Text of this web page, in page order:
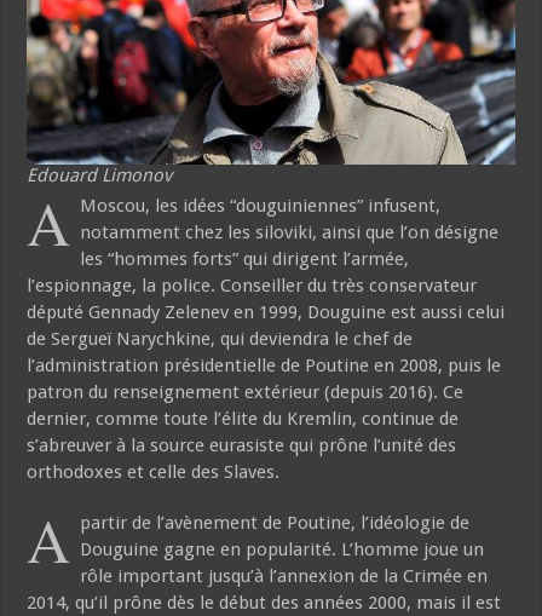
Edouard Limonov
A Moscou, les idées “douguiniennes” infusent,
notamment chez les siloviki, ainsi que l’on désigne
les “hommes forts” qui dirigent l’armée,
l’espionnage, la police. Conseiller du très conservateur
député Gennady Zelenev en 1999, Douguine est aussi celui
de Sergueï Narychkine, qui deviendra le chef de
l’administration présidentielle de Poutine en 2008, puis le
patron du renseignement extérieur (depuis 2016). Ce
dernier, comme toute l’élite du Kremlin, continue de
s’abreuver à la source eurasiste qui prône l’unité des
orthodoxes et celle des Slaves.
A partir de l’avènement de Poutine, l’idéologie de
Douguine gagne en popularité. L’homme joue un
rôle important jusqu’à l’annexion de la Crimée en
2014, qu’il prône dès le début des années 2000, mais il est